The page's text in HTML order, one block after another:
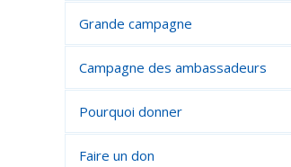
Grande campagne
Campagne des ambassadeurs
Pourquoi donner
Faire un don